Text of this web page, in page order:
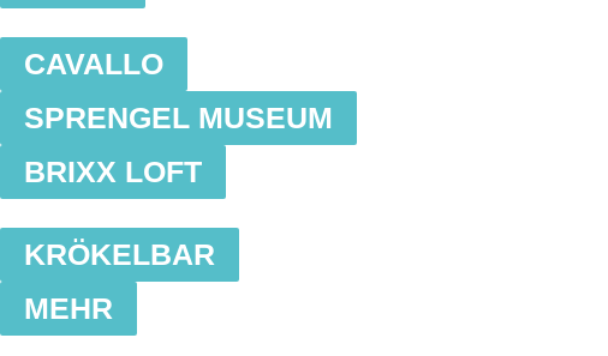
CAVALLO
SPRENGEL MUSEUM
BRIXX LOFT
KRÖKELBAR
MEHR